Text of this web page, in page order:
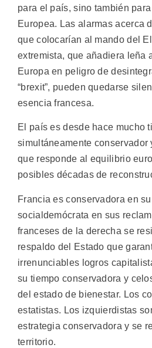
para el país, sino también
Europea. Las alarmas acerca
que colocarían al mando del
extremista, que añadiera leña
Europa en peligro de
“brexit”, pueden quedarse
esencia francesa.
El país es desde hace mucho
simultáneamente conservador
que responde al equilibrio
posibles décadas de
Francia es conservadora en
socialdemócrata en sus
franceses de la derecha se
respaldo del Estado que
irrenunciables logros
su tiempo conservadora y
del estado de bienestar. Los
estatistas. Los izquierdistas
estrategia conservadora y se
territorio.